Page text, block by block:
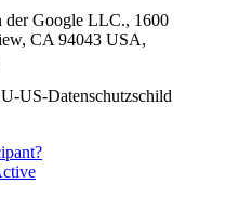
der Google LLC., 1600
CA 94043 USA,
US-Datenschutzschild